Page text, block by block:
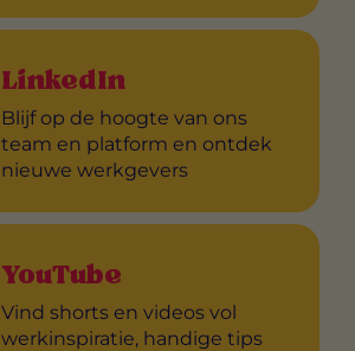
LinkedIn
Blijf op de hoogte van ons
team en platform en ontdek
nieuwe werkgevers
YouTube
Vind shorts en videos vol
werkinspiratie, handige tips